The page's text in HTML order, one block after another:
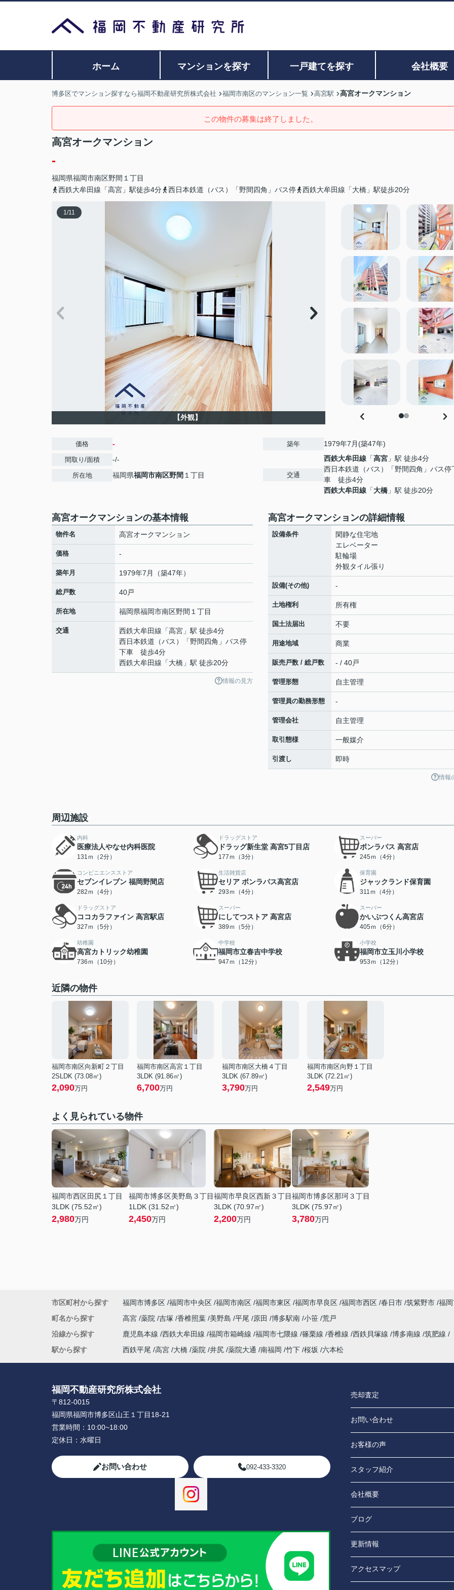
ホーム マンションを探す 一戸建てを探す 会社概要
博多区でマンション探すなら福岡不動産研究所株式会社 福岡市南区のマンション一覧 高宮駅 高宮オークマンション
この物件の募集は終了しました。
高宮オークマンション
-
福岡県福岡市南区野間 １丁目
西鉄大牟田線「高宮」駅徒歩4分
西日本鉄道（バス）「野間四角」バス停 西鉄大牟田線「大橋」駅徒歩20分
1/11
【外観】
価格 -
間取り/面積 -/-
所在地 福岡県福岡市南区野間 １丁目
築年 1979年7月(築47年)
交通
西鉄大牟田線 「高宮 」駅 徒歩4分
西日本鉄道（バス）「野間四角」バス停
車 徒歩4分
西鉄大牟田線 「大橋 」駅 徒歩20分
高宮オークマンションの基本情報
物件名 高宮オークマンション
価格 -
築年月 1979年7月（築47年）
総戸数 40戸
所在地 福岡県福岡市南区野間 １丁目
交通 西鉄大牟田線 「高宮 」駅 徒歩4分
西日本鉄道（バス）「野間四角」バス停
下車 徒歩4分
西鉄大牟田線 「大橋 」駅 徒歩20分
情報の見方
高宮オークマンションの詳細情報
設備条件
閑静な住宅地
エレベーター
駐輪場
外観タイル張り
設備(その他) -
土地権利 所有権
国土法届出 不要
用途地域 商業
販売戸数 / 総戸数 - / 40戸
管理形態 自主管理
管理員の勤務形態 -
管理会社 自主管理
取引態様 一般媒介
引渡し 即時
情報
周辺施設
内科
医療法人やなせ内科医院
131ｍ（2分）
ドラッグストア
ドラッグ新生堂 高宮5丁目店
177ｍ（3分）
スーパー
ボンラパス 高宮店
245ｍ（4分）
コンビニエンスストア
セブンイレブン 福岡野間店
282ｍ（4分）
生活雑貨店
セリア ボンラパス高宮店
293ｍ（4分）
保育園
ジャックランド保育園
311ｍ（4分）
ドラッグストア
ココカラファイン 高宮駅店
327ｍ（5分）
スーパー
にしてつストア 高宮店
389ｍ（5分）
スーパー
かいぶつくん高宮店
405ｍ（6分）
幼稚園
高宮カトリック幼稚園
736ｍ（10分）
中学校
福岡市立春吉中学校
947ｍ（12分）
小学校
福岡市立玉川小学校
953ｍ（12分）
近隣の物件
福岡市南区向新町２丁目
2SLDK (73.08㎡)
2,090万円
福岡市南区高宮１丁目
3LDK (91.86㎡)
6,700万円
福岡市南区大橋４丁目
3LDK (67.89㎡)
3,790万円
福岡市南区向野１丁目
3LDK (72.21㎡)
2,549万円
よく見られている物件
福岡市西区田尻１丁目
3LDK (75.52㎡)
2,980万円
福岡市博多区美野島３丁目
1LDK (31.52㎡)
2,450万円
福岡市早良区西新３丁目
3LDK (70.97㎡)
2,200万円
福岡市博多区那珂３丁目
3LDK (75.97㎡)
3,780万円
市区町村から探す 福岡市博多区 福岡市中央区 福岡市南区 福岡市東区 福岡市早良区 福岡市西区 春日市 筑紫野市 福
町名から探す
高宮 薬院 吉塚 香椎照葉 美野島 平尾 原田 博多駅南 小笹 荒戸
沿線から探す
鹿児島本線 西鉄大牟田線 福岡市箱崎線 福岡市七隈線 篠栗線 香椎線 西鉄貝塚線 博多南線 筑肥線
駅から探す
西鉄平尾 高宮 大橋 薬院 井尻 薬院大通 南福岡 竹下 桜坂 六本松
福岡不動産研究所株式会社
〒812-0015
福岡県福岡市博多区山王１丁目18-21
営業時間： 10:00~18:00
定休日： 水曜日
お問い合わせ 092-433-3320
売却査定
お問い合わせ
お客様の声
スタッフ紹介
会社概要
ブログ
更新情報
アクセスマップ